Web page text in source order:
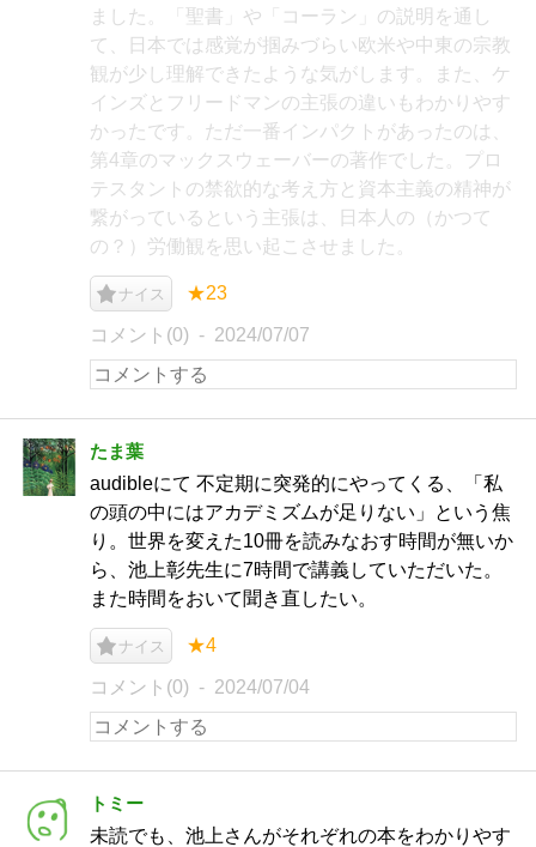
ました。「聖書」や「コーラン」の説明を通し
て、日本では感覚が掴みづらい欧米や中東の宗教
観が少し理解できたような気がします。また、ケ
インズとフリードマンの主張の違いもわかりやす
かったです。ただ一番インパクトがあったのは、
第4章のマックスウェーバーの著作でした。プロ
テスタントの禁欲的な考え方と資本主義の精神が
繋がっているという主張は、日本人の（かつて
の？）労働観を思い起こさせました。
ナイス ★23
コメント(0) 2024/07/07
たま葉
audibleにて 不定期に突発的にやってくる、「私
の頭の中にはアカデミズムが足りない」という焦
り。世界を変えた10冊を読みなおす時間が無いか
ら、池上彰先生に7時間で講義していただいた。
また時間をおいて聞き直したい。
ナイス ★4
コメント(0) 2024/07/04
トミー
未読でも、池上さんがそれぞれの本をわかりやす